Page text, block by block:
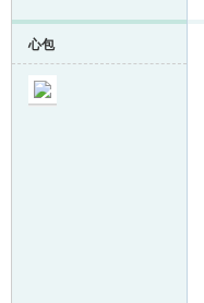
心包